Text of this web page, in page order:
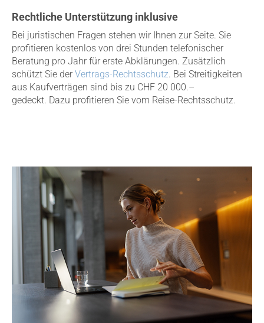
Rechtliche Unterstützung inklusive
Bei juristischen Fragen stehen wir Ihnen zur Seite. Sie
profitieren kostenlos von drei Stunden telefonischer
Beratung pro Jahr für erste Abklärungen. Zusätzlich
schützt Sie der Vertrags-Rechtsschutz. Bei Streitigkeiten
aus Kaufverträgen sind bis zu CHF 20 000.–
gedeckt. Dazu profitieren Sie vom Reise-Rechtsschutz.